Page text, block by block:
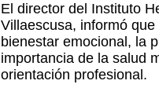
El director del Instituto
Villaescusa, informó
bienestar emocional, la
importancia de la salud
orientación profesional.